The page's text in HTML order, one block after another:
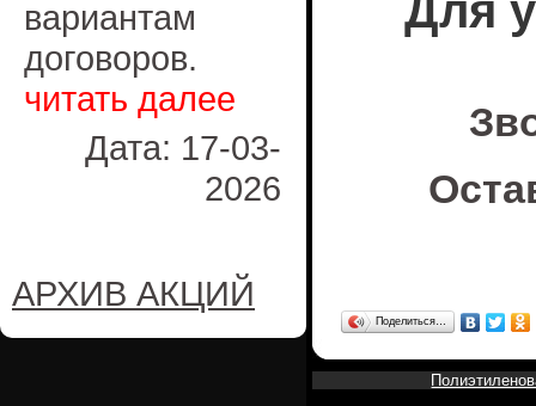
вариантам
договоров.
читать далее
Дата: 17-03-
2026
АРХИВ АКЦИЙ
Для
Поделиться…